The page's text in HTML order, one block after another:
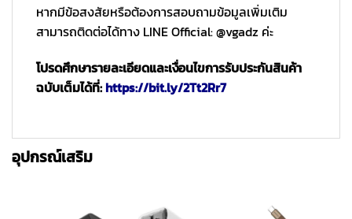
หากมีข้อสงสัยหรือต้องการสอบถามข้อมูลเพิ่มเติม
สามารถติดต่อได้ทาง LINE Official: @vgadz ค่ะ
โปรดศึกษารายละเอียดและเงื่อนไขการรับประกันสินค้า
ฉบับเต็มได้ที่:https://bit.ly/2Tt2Rr7
อุปกรณ์เสริม